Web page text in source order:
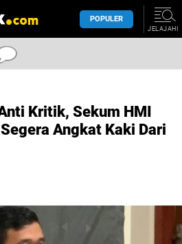
POPULER
JELAJAHI
Kritik, Sekum HMI
Angkat Kaki Dari